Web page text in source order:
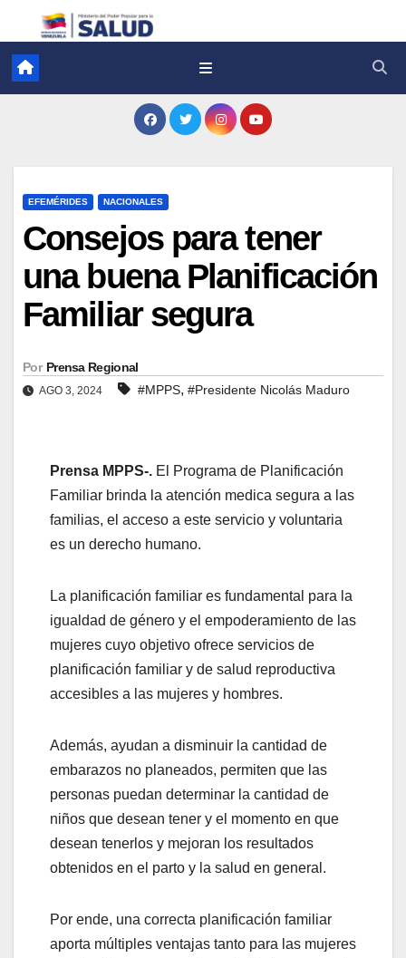
EFEMÉRIDES NACIONALES
Consejos para tener
una buena Planificación
Familiar segura
Por Prensa Regional
AGO 3, 2024 #MPPS, #Presidente Nicolás Maduro
Prensa MPPS-. El Programa de Planificación
Familiar brinda la atención medica segura a las
familias, el acceso a este servicio y voluntaria
es un derecho humano.
La planificación familiar es fundamental para la
igualdad de género y el empoderamiento de las
mujeres cuyo objetivo ofrece servicios de
planificación familiar y de salud reproductiva
accesibles a las mujeres y hombres.
Además, ayudan a disminuir la cantidad de
embarazos no planeados, permiten que las
personas puedan determinar la cantidad de
niños que desean tener y el momento en que
desean tenerlos y mejoran los resultados
obtenidos en el parto y la salud en general.
Por ende, una correcta planificación familiar
aporta múltiples ventajas tanto para las mujeres